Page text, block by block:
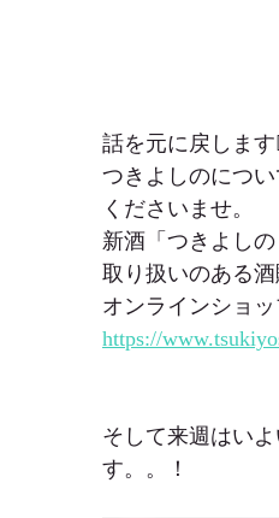
話を元に戻します
つきよしのにつ
くださいませ。
新酒「つきよし
取り扱いのある
オンラインショ
https://
そして来週はい
す。。！